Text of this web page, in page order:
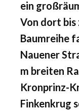
ein
Von dort bis
Baumreihe
Nauener
m breiten
Kronprinz-
Finkenkrug